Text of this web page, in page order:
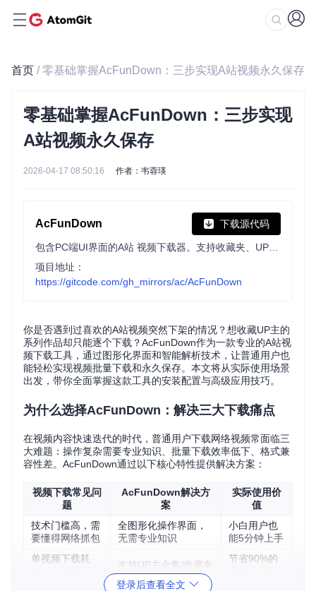
首页 / 零基础掌握AcFunDown：三步实现A站视频永久保存
零基础掌握AcFunDown：三步实现
A站视频永久保存
2026-04-17 08:50:16 作者：韦蓉瑛
AcFunDown 下载源代码
项目地址：
https://gitcode.com/gh_mirrors/ac/AcFunDown
你是否遇到过喜欢的A站视频突然下架的情况？想收藏UP主的
系列作品却只能逐个下载？AcFunDown作为一款专业的A站视
频下载工具，通过图形化界面和智能解析技术，让普通用户也
能轻松实现视频批量下载和永久保存。本文将从实际使用场景
出发，带你全面掌握这款工具的安装配置与高级应用技巧。
为什么选择AcFunDown：解决三大下载痛点
在视频内容快速迭代的时代，普通用户下载网络视频常面临三
大难题：操作复杂需要专业知识、批量下载效率低下、格式兼
容性差。AcFunDown通过以下核心特性提供解决方案：
视频下载常见问
题
AcFunDown解决方
案
实际使用价
值
技术门槛高，需
要懂得网络抓包
全图形化操作界面，
无需专业知识
小白用户也
能5分钟上手
单视频下载耗
支持UP主全集/收藏夹
一键解析
节省90%的
登录后查看全文